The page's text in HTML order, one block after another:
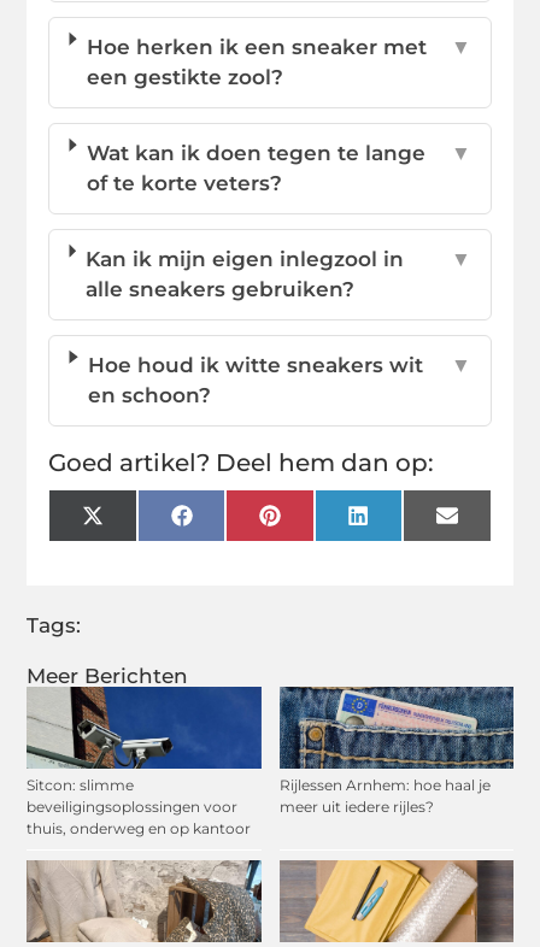
Meer Berichten
Sitcon: slimme
beveiligingsoplossingen voor
thuis, onderweg en op kantoor
Rijlessen Arnhem: hoe haal je
meer uit iedere rijles?
Hoe herken ik een sneaker met
een gestikte zool?
▼
Wat kan ik doen tegen te lange
of te korte veters?
▼
Kan ik mijn eigen inlegzool in
alle sneakers gebruiken?
▼
Hoe houd ik witte sneakers wit
en schoon?
▼
Goed artikel? Deel hem dan op:
X
(Twitter)
FacebookPinterestLinkedInEmail
Tags: